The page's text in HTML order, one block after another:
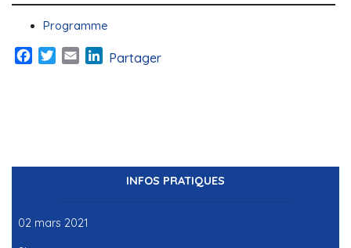
Programme
Facebook
TwitterEmail LinkedIn
Partager
INFOS PRATIQUES
02 mars 2021